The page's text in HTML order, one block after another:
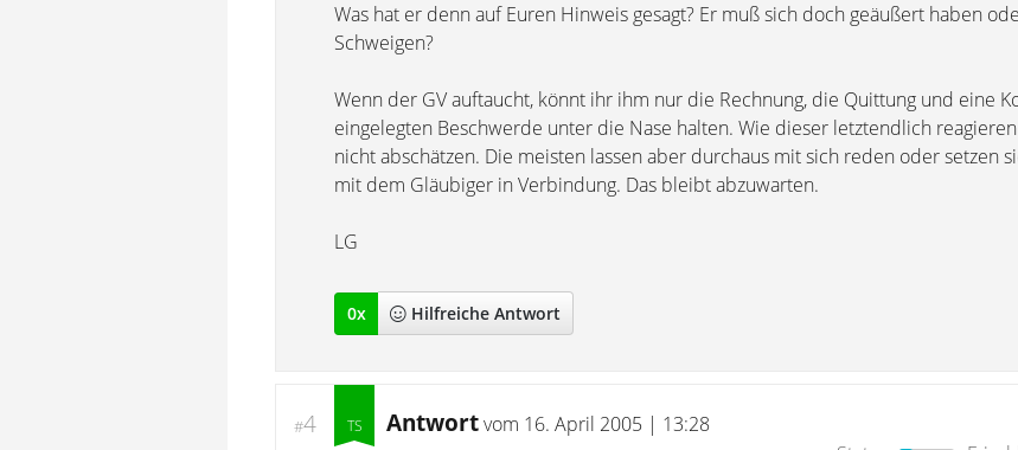
Was hat er denn auf Euren Hinweis gesagt? Er muß sich doch geäußert haben
Schweigen?
Wenn der GV auftaucht, könnt ihr ihm nur die Rechnung, die Quittung und eine
eingelegten Beschwerde unter die Nase halten. Wie dieser letztendlich
nicht abschätzen. Die meisten lassen aber durchaus mit sich reden oder setzen
mit dem Gläubiger in Verbindung. Das bleibt abzuwarten.
LG
0x Hilfreiche Antwort
#4 Antwortvom 16. April 2005 | 13:28